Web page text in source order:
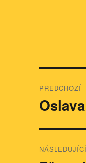
pro
PŘEDCHOZÍ
Předchozí
NÁSLEDUJÍCÍ